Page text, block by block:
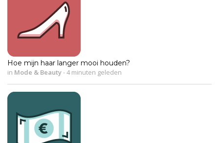
Hoe mijn haar langer mooi houden?
in Mode & Beauty-4 minuten geleden